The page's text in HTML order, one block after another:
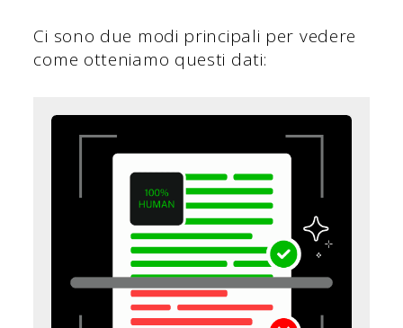
Ci sono due modi principali per vedere
come otteniamo questi dati: